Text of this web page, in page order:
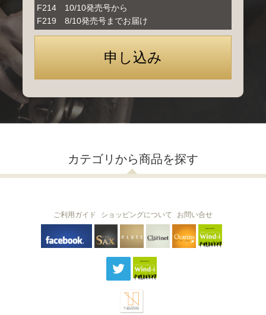
F214 10/10発売号から
F219 8/10発売号までお届け
カテゴリから商品を探す
THE SAX The Clarinet
Ocarina
ご利用ガイド ショッピングについて お問い合せ